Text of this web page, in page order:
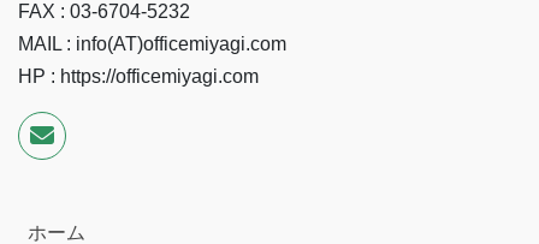
FAX : 03-6704-5232
MAIL : info(AT)officemiyagi.com
HP : https://officemiyagi.com
ホーム